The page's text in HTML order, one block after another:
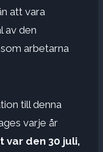
att vara
av den
arbetarna
till denna
varje år
var den 30 juli,